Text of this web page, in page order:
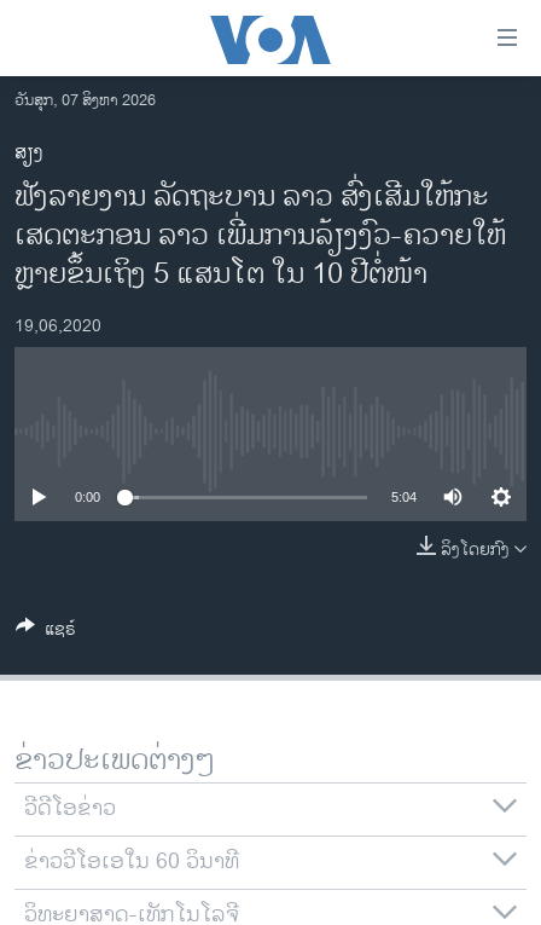
ເຂົ້າ
ຫາ
ຂ້າມ
ຂ້າມ
ຂ້າມ
ໄປ
ຫາ
ຊອກ
ຄົ້ນ
ລາວ
ອາເມຣິກາ
ການເລືອກຕັ້ງ ປະທານາທີບໍດີ ສະຫະລັດ 2024
ຂ່າວ​ຈີນ
ໂລກ
ຊຸມຊົນຊາວລາວ
ສຽງ
ລາຍການກະຈາຍສຽງ
ຕິດຕາມພວກເຮົາ ທີ່
ພາສາຕ່າງໆ
ວັນສຸກ, 07 ສິງຫາ 2026
ສຽງ
ຟັງລາຍງານ ລັດຖະບານ ລາວ ສົ່ງເສີມໃຫ້ກະ
ເສດຕະກອນ ລາວ ເພີ່ມການລ້ຽງງົວ-ຄວາຍໃຫ້
ຫຼາຍຂຶ້ນເຖິງ 5 ແສນໂຕ ໃນ 10 ປີຕໍ່ໜ້າ
19,06,2020
0:00 5:04
ລິງໂດຍກົງ
ແຊຣ໌
ຂ່າວປະເພດຕ່າງໆ
ວີດີໂອຂ່າວ
ຂ່າວວີໂອເອໃນ 60 ວິນາທີ
ວິທະຍາສາດ-ເທັກໂນໂລຈີ